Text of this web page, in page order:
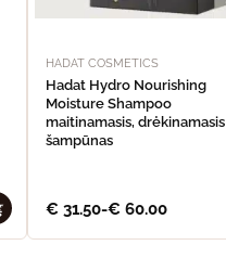
HADAT COSMETICS
Hadat Hydro Nourishing
Moisture Shampoo
maitinamasis, drėkinamasis
šampūnas
€ 31.50-€ 60.00